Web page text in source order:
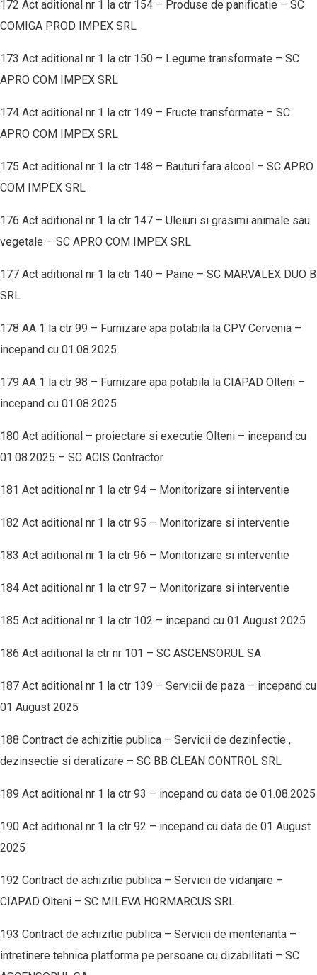
172 Act aditional nr 1 la ctr 154 – Produse de panificatie – SC
COMIGA PROD IMPEX SRL
173 Act aditional nr 1 la ctr 150 – Legume transformate – SC
APRO COM IMPEX SRL
174 Act aditional nr 1 la ctr 149 – Fructe transformate – SC
APRO COM IMPEX SRL
175 Act aditional nr 1 la ctr 148 – Bauturi fara alcool – SC APRO
COM IMPEX SRL
176 Act aditional nr 1 la ctr 147 – Uleiuri si grasimi animale sau
vegetale – SC APRO COM IMPEX SRL
177 Act aditional nr 1 la ctr 140 – Paine – SC MARVALEX DUO B
SRL
178 AA 1 la ctr 99 – Furnizare apa potabila la CPV Cervenia –
incepand cu 01.08.2025
179 AA 1 la ctr 98 – Furnizare apa potabila la CIAPAD Olteni –
incepand cu 01.08.2025
180 Act aditional – proiectare si executie Olteni – incepand cu
01.08.2025 – SC ACIS Contractor
181 Act aditional nr 1 la ctr 94 – Monitorizare si interventie
182 Act aditional nr 1 la ctr 95 – Monitorizare si interventie
183 Act aditional nr 1 la ctr 96 – Monitorizare si interventie
184 Act aditional nr 1 la ctr 97 – Monitorizare si interventie
185 Act aditional nr 1 la ctr 102 – incepand cu 01 August 2025
186 Act aditional la ctr nr 101 – SC ASCENSORUL SA
187 Act aditional nr 1 la ctr 139 – Servicii de paza – incepand cu
01 August 2025
188 Contract de achizitie publica – Servicii de dezinfectie ,
dezinsectie si deratizare – SC BB CLEAN CONTROL SRL
189 Act aditional nr 1 la ctr 93 – incepand cu data de 01.08.2025
190 Act aditional nr 1 la ctr 92 – incepand cu data de 01 August
2025
192 Contract de achizitie publica – Servicii de vidanjare –
CIAPAD Olteni – SC MILEVA HORMARCUS SRL
193 Contract de achizitie publica – Servicii de mentenanta –
intretinere tehnica platforma pe persoane cu dizabilitati – SC